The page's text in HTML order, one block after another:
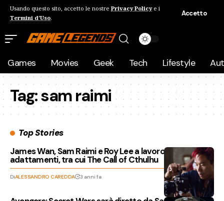
Usando questo sito, accetto le nostre Privacy Policye i
Termini d'Uso.
Accetto
Games Movies Geek Tech Lifestyle
Tag:sam raimi
Top Stories
James Wan, Sam Raimi e Roy Lee a lavoro su diversi
adattamenti, tra cui The Call of Cthulhu
DiALESSANDRO CAREDDA 3 anni fa